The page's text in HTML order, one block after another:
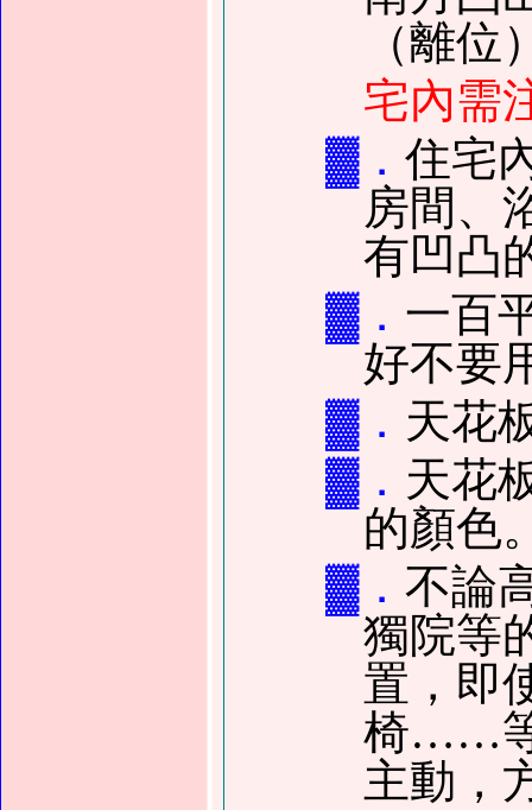
（離位
宅內需
▓． 住宅
房間、
有凹凸
▓． 一百
好不要
▓． 天花
▓． 天花
的顏色
▓． 不論
獨院等
置，即
椅……等
主動，